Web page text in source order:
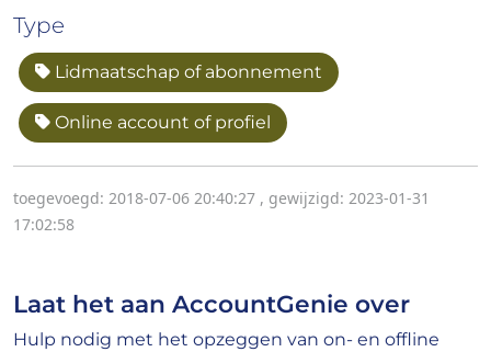
Type
Lidmaatschap of abonnement
Online account of profiel
toegevoegd: 2018-07-06 20:40:27 , gewijzigd: 2023-01-31
17:02:58
Laat het aan AccountGenie over
Hulp nodig met het opzeggen van on- en offline